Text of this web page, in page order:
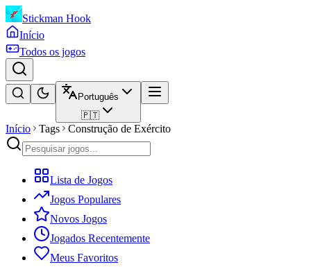
Stickman Hook
Início
Todos os jogos
Português
🇵🇹
Início Tags Construção de Exército
Lista de Jogos
Jogos Populares
Novos Jogos
Jogados Recentemente
Meus Favoritos